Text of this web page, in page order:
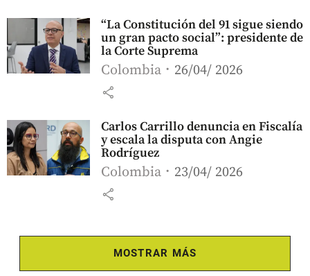
“La Constitución del 91 sigue siendo
un gran pacto social”: presidente de
la Corte Suprema
Colombia 26/04/ 2026
share
Carlos Carrillo denuncia en Fiscalía
y escala la disputa con Angie
Rodríguez
Colombia 23/04/ 2026
share
MOSTRAR MÁS